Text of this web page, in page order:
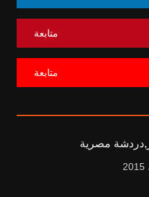
متابعة
متابعة
مصرية